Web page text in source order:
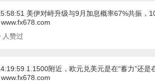
美伊对峙升级与9月加息概率67%共振，
www.fx678.com
人赞过
1.1500附近，欧元兑美元是在“蓄力”还是
www.fx678.com